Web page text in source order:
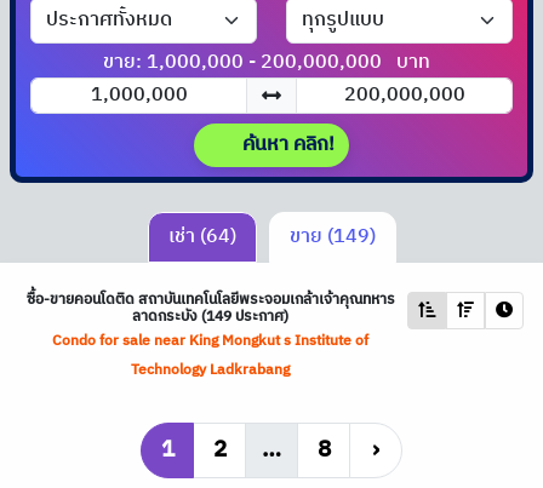
ขาย: 1,000,000 - 200,000,000 บาท
ค้นหา คลิก!
เช่า (64) ขาย (149)
ซื้อ-ขายคอนโดติด สถาบันเทคโนโลยีพระจอมเกล้าเจ้าคุณทหาร
ลาดกระบัง (149 ประกาศ)
Condo for sale near King Mongkut s Institute of
Technology Ladkrabang
1 2 … 8 ›